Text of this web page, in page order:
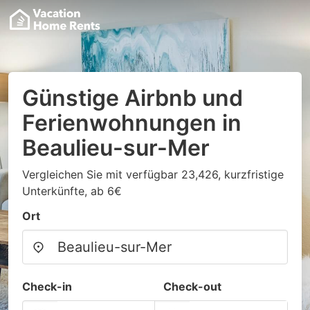
Günstige Airbnb und
Ferienwohnungen in
Beaulieu-sur-Mer
Vergleichen Sie mit verfügbar 23,426, kurzfristige
Unterkünfte, ab 6€
Ort
Check-in Check-out